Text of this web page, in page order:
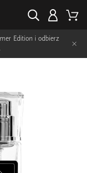
Edition i odbierz
×